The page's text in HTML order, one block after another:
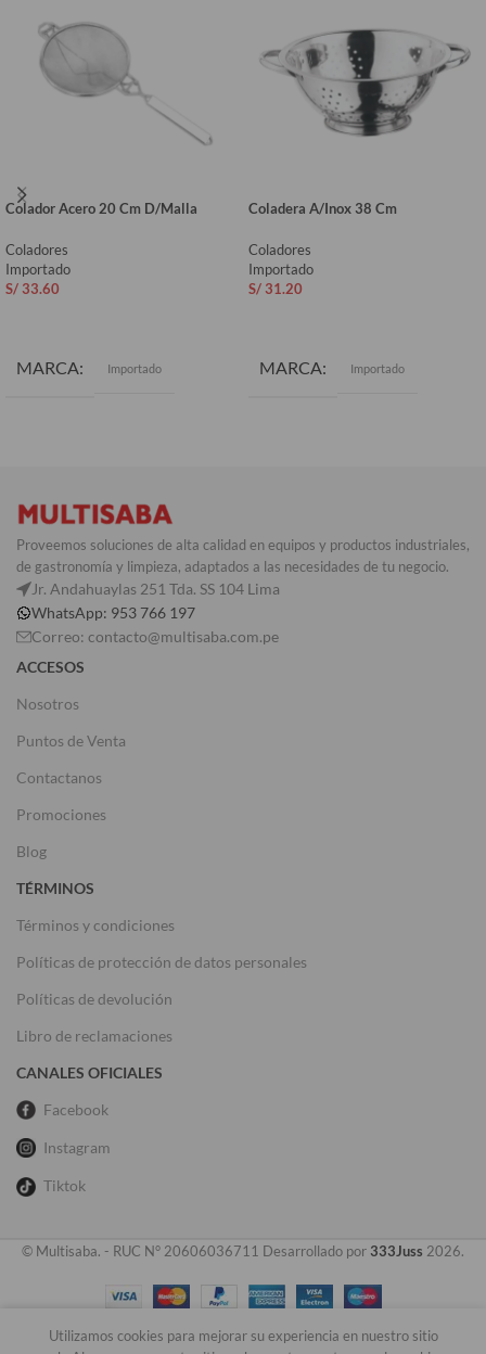
Colador Acero 20 Cm D/Malla
Coladores
Importado
S/ 33.60
MARCA Importado
Coladera A/Inox 38 Cm
Coladores
Importado
S/ 31.20
MARCA Importado
Proveemos soluciones de alta calidad en equipos y productos industriales,
de gastronomía y limpieza, adaptados a las necesidades de tu negocio.
Jr. Andahuaylas 251 Tda. SS 104 Lima
WhatsApp: 953 766 197
Correo: contacto@multisaba.com.pe
ACCESOS
Nosotros
Puntos de Venta
Contactanos
Promociones
Blog
TÉRMINOS
Términos y condiciones
Políticas de protección de datos personales
Políticas de devolución
Libro de reclamaciones
CANALES OFICIALES
Facebook
Instagram
Tiktok
© Multisaba. - RUC N° 20606036711 Desarrollado por 333Juss 2026.
Utilizamos cookies para mejorar su experiencia en nuestro sitio